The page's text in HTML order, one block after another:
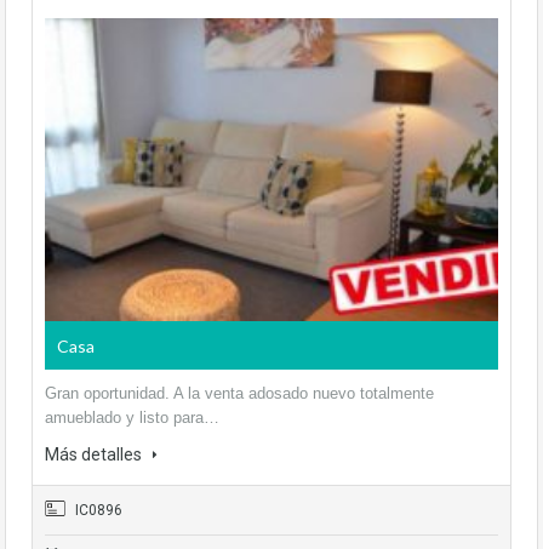
Casa
Gran oportunidad. A la venta adosado nuevo totalmente
amueblado y listo para…
Más detalles
IC0896